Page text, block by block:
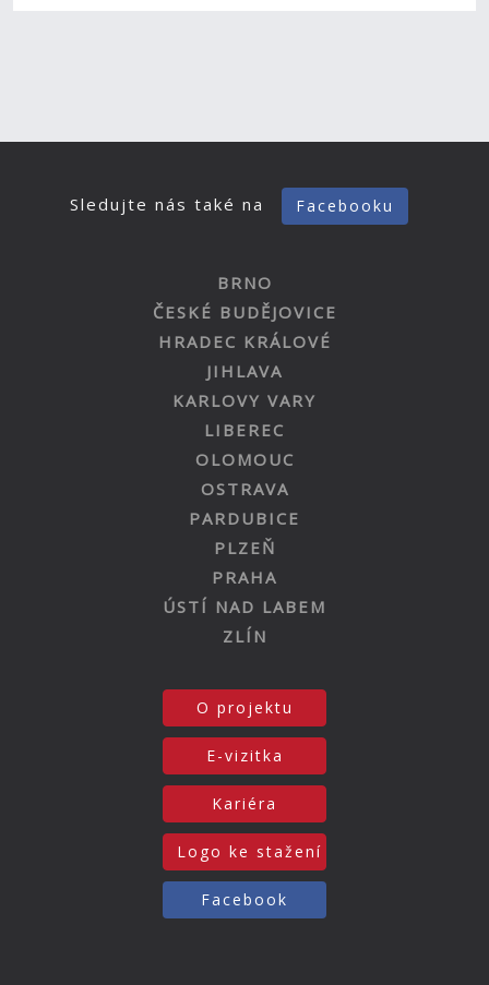
Sledujte nás také na Facebooku
BRNO
ČESKÉ BUDĚJOVICE
HRADEC KRÁLOVÉ
JIHLAVA
KARLOVY VARY
LIBEREC
OLOMOUC
OSTRAVA
PARDUBICE
PLZEŇ
PRAHA
ÚSTÍ NAD LABEM
ZLÍN
O projektu
E-vizitka
Kariéra
Logo ke stažení
Facebook